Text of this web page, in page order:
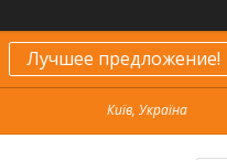
Лучшее предложение!
Київ, Україна